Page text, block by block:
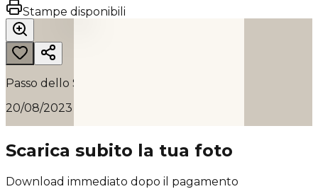
Stampe disponibili
Passo dello Stelvio
20/08/2023 11:40
Scarica subito la tua foto
Download immediato dopo il pagamento